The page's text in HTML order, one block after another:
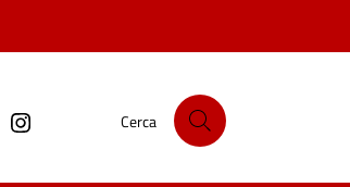
Cerca